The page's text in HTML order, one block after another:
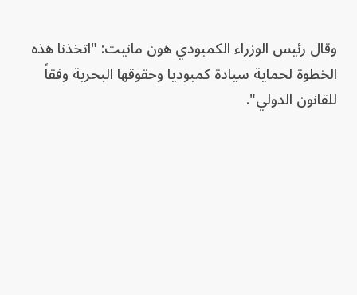
وقال رئيس الوزراء الكمبودي هون مانيت: "اتخذنا هذه
الخطوة لحماية سيادة كمبوديا وحقوقها البحرية وفقاً
للقانون الدولي".